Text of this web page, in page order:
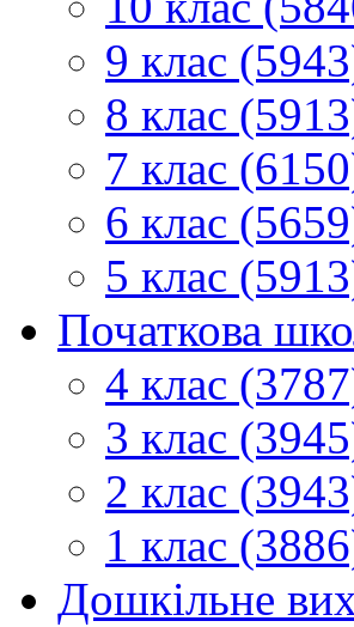
9 клас
8 клас
7 клас
6 клас
5 клас
Початкова
4 клас
3 клас
2 клас
1 клас
Дошкільне